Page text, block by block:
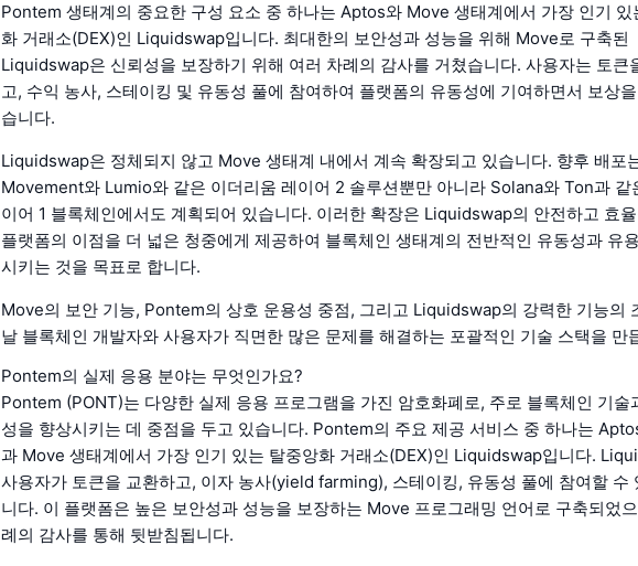
Pontem 생태계의 중요한 구성 요소 중 하나는 Aptos와 Move 생태계에서 가장 인기 있
화 거래소(DEX)인 Liquidswap입니다. 최대한의 보안성과 성능을 위해 Move로 구축된
Liquidswap은 신뢰성을 보장하기 위해 여러 차례의 감사를 거쳤습니다. 사용자는 토큰
고, 수익 농사, 스테이킹 및 유동성 풀에 참여하여 플랫폼의 유동성에 기여하면서 보상
습니다.
Liquidswap은 정체되지 않고 Move 생태계 내에서 계속 확장되고 있습니다. 향후 배포
Movement와 Lumio와 같은 이더리움 레이어 2 솔루션뿐만 아니라 Solana와 Ton과 같
이어 1 블록체인에서도 계획되어 있습니다. 이러한 확장은 Liquidswap의 안전하고 효
플랫폼의 이점을 더 넓은 청중에게 제공하여 블록체인 생태계의 전반적인 유동성과 유
시키는 것을 목표로 합니다.
Move의 보안 기능, Pontem의 상호 운용성 중점, 그리고 Liquidswap의 강력한 기능의
날 블록체인 개발자와 사용자가 직면한 많은 문제를 해결하는 포괄적인 기술 스택을 만
Pontem의 실제 응용 분야는 무엇인가요?
Pontem (PONT)는 다양한 실제 응용 프로그램을 가진 암호화폐로, 주로 블록체인 기술
성을 향상시키는 데 중점을 두고 있습니다. Pontem의 주요 제공 서비스 중 하나는
과 Move 생태계에서 가장 인기 있는 탈중앙화 거래소(DEX)인 Liquidswap입니다.
사용자가 토큰을 교환하고, 이자 농사(yield farming), 스테이킹, 유동성 풀에 참여할 수
니다. 이 플랫폼은 높은 보안성과 성능을 보장하는 Move 프로그래밍 언어로 구축되었
례의 감사를 통해 뒷받침됩니다.